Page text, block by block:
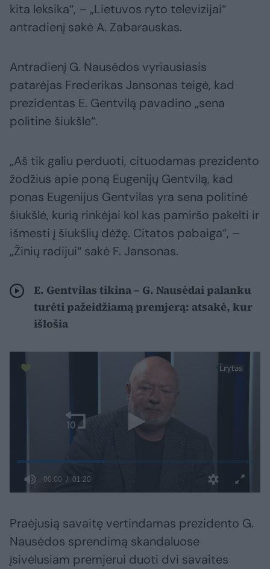
kita leksika“, – „Lietuvos ryto televizijai“
antradienį sakė A. Zabarauskas.
Antradienį G. Nausėdos vyriausiasis
patarėjas Frederikas Jansonas teigė, kad
prezidentas E. Gentvilą pavadino „sena
politine šiukšle“.
„Aš tik galiu perduoti, cituodamas prezidento
žodžius apie poną Eugenijų Gentvilą, kad
ponas Eugenijus Gentvilas yra sena politinė
šiukšlė, kurią rinkėjai kol kas pamiršo pakelti ir
išmesti į šiukšlių dėžę. Citatos pabaiga“, –
„Žinių radijui“ sakė F. Jansonas.
E. Gentvilas tikina – G. Nausėdai palanku
turėti pažeidžiamą premjerą: atsakė, kur
išlošia
Praėjusią savaitę vertindamas prezidento G.
Nausėdos sprendimą skandaluose
įsivėlusiam premjerui duoti dvi savaites